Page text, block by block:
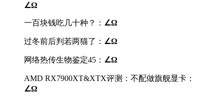
∠Ω
一百块钱吃几十种？： ∠Ω
过冬前后判若两猫了： ∠Ω
网络热传生物鉴定45： ∠Ω
AMD RX7900XT&XTX评测：不配做旗舰显卡：
∠Ω